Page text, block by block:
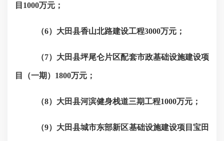
目1000万元；
（6）大田县香山北路建设工程3000万元；
（7）大田县坪尾仑片区配套市政基础设施建设项
目（一期）1800万元；
（8）大田县河滨健身栈道三期工程1000万元；
（9）大田县城市东部新区基础设施建设项目宝田